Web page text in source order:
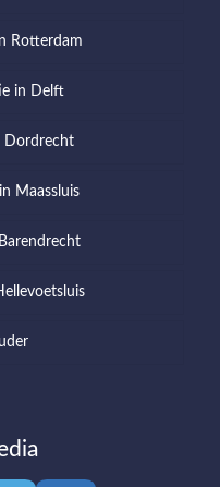
Rotterdam
in Delft
Dordrecht
Maassluis